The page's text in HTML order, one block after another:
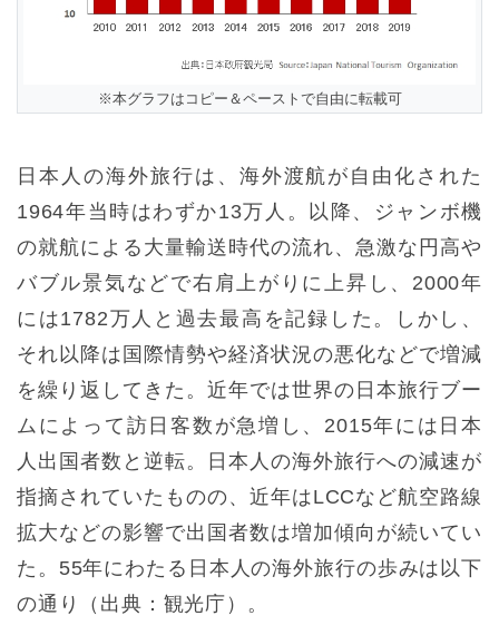
※本グラフはコピー＆ペーストで自由に転載可
日本人の海外旅行は、海外渡航が自由化された
1964年当時はわずか13万人。以降、ジャンボ機
の就航による大量輸送時代の流れ、急激な円高や
バブル景気などで右肩上がりに上昇し、2000年
には1782万人と過去最高を記録した。しかし、
それ以降は国際情勢や経済状況の悪化などで増減
を繰り返してきた。近年では世界の日本旅行ブー
ムによって訪日客数が急増し、2015年には日本
人出国者数と逆転。日本人の海外旅行への減速が
指摘されていたものの、近年はLCCなど航空路線
拡大などの影響で出国者数は増加傾向が続いてい
た。55年にわたる日本人の海外旅行の歩みは以下
の通り（出典：観光庁）。